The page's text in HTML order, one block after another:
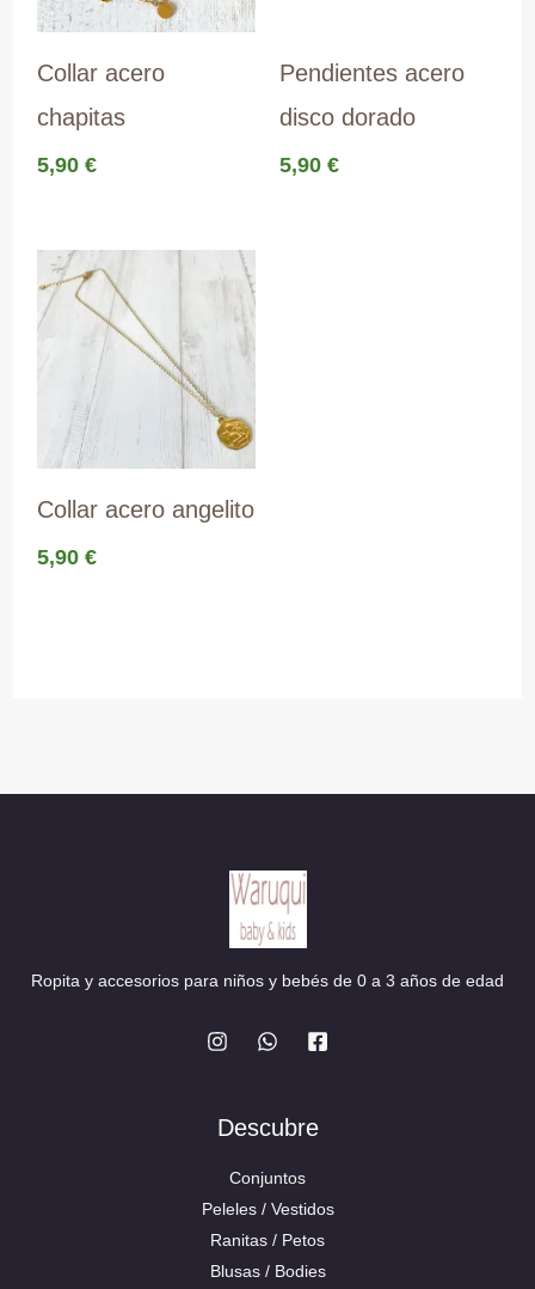
Collar acero
chapitas
5,90 €
Pendientes acero
disco dorado
5,90 €
Collar acero angelito
5,90 €
Ropita y accesorios para niños y bebés de 0 a 3 años de edad
Descubre
Conjuntos
Peleles / Vestidos
Ranitas / Petos
Blusas / Bodies